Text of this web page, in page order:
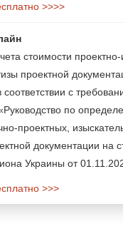
>>>>
стоимости проектно-
проектной
соответствии с
по
проектных,
документации на
Украины от
>>>